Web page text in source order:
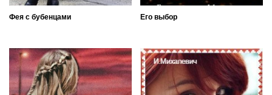
Фея с бубенцами Его выбор